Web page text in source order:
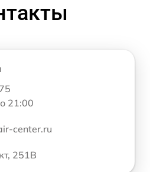
21:00
center.ru
251В